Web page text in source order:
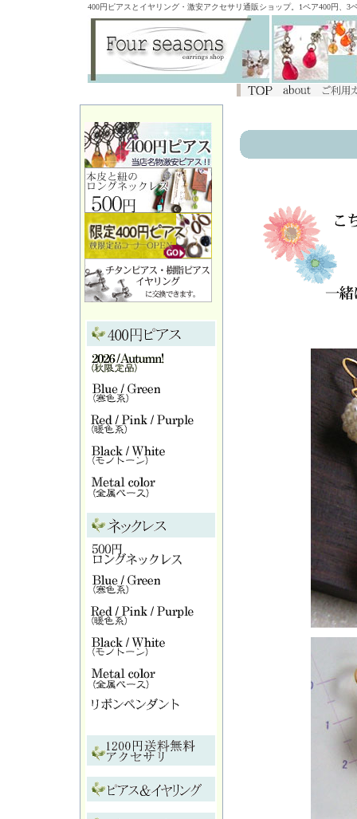
400円ピアスとイヤリング・激安アクセサリ通販ショップ。1ペア400円、